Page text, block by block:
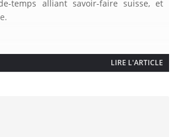
temps alliant savoir-faire suisse, et
LIRE L'ARTICLE